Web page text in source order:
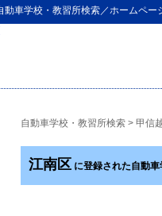
動車学校・教習所検索／ホームペー
自動車学校・教習所検索 > 甲信
江南区 に登録された自動